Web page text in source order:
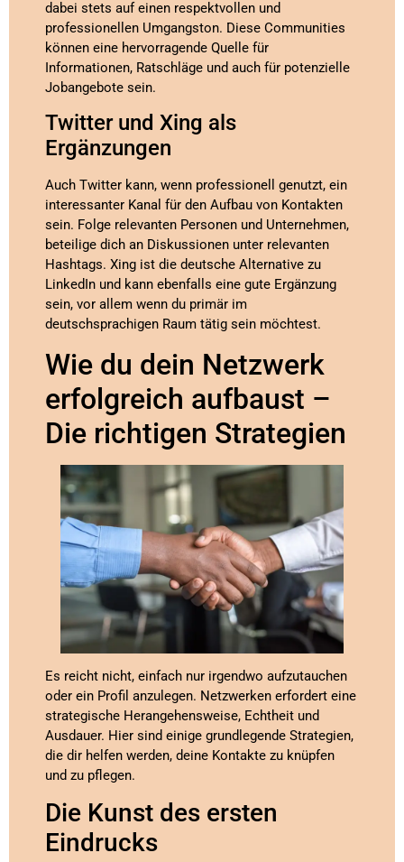
dabei stets auf einen respektvollen und
professionellen Umgangston. Diese Communities
können eine hervorragende Quelle für
Informationen, Ratschläge und auch für potenzielle
Jobangebote sein.
Twitter und Xing als
Ergänzungen
Auch Twitter kann, wenn professionell genutzt, ein
interessanter Kanal für den Aufbau von Kontakten
sein. Folge relevanten Personen und Unternehmen,
beteilige dich an Diskussionen unter relevanten
Hashtags. Xing ist die deutsche Alternative zu
LinkedIn und kann ebenfalls eine gute Ergänzung
sein, vor allem wenn du primär im
deutschsprachigen Raum tätig sein möchtest.
Wie du dein Netzwerk
erfolgreich aufbaust –
Die richtigen Strategien
Es reicht nicht, einfach nur irgendwo aufzutauchen
oder ein Profil anzulegen. Netzwerken erfordert eine
strategische Herangehensweise, Echtheit und
Ausdauer. Hier sind einige grundlegende Strategien,
die dir helfen werden, deine Kontakte zu knüpfen
und zu pflegen.
Die Kunst des ersten
Eindrucks